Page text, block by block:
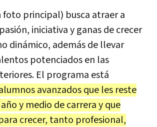
foto principal) busca atraer a
iniciativa y ganas de crecer
dinámico, además de llevar
potenciados en las
El programa está
avanzados que les reste
y medio de carrera y que
crecer, tanto profesional,